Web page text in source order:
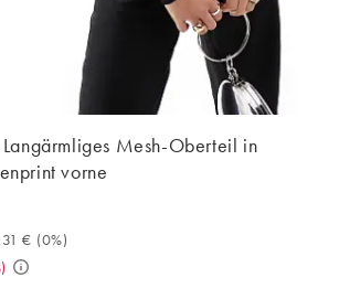
Mesh-Oberteil in
vorne
Bestpreis 16,31 € (0%). Vorher 33,99 €.
€ (0%)
)